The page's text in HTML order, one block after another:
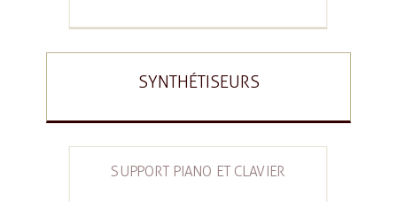
SYNTHÉTISEURS
SUPPORT PIANO ET CLAVIER